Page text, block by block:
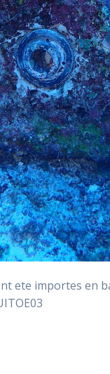
ete importes en